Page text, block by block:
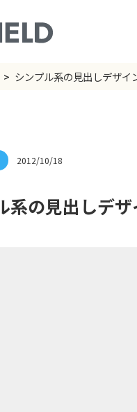
シンプル系の見出しデザイ
2012/10/18
系の見出しデ